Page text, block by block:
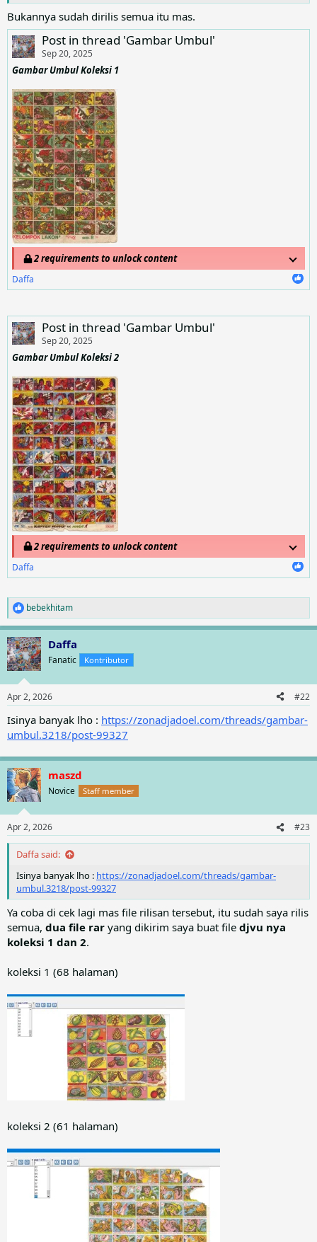
Bukannya sudah dirilis semua itu mas.
Post in thread 'Gambar Umbul'
Sep 20, 2025
Gambar Umbul Koleksi 1
2 requirements to unlock content
Daffa
Post in thread 'Gambar Umbul'
Sep 20, 2025
Gambar Umbul Koleksi 2
2 requirements to unlock content
Daffa
R
e
a
c
t
i
s
bebekhitam
Daffa
Fanatic Kontributor
Apr 2, 2026 #22
Isinya banyak lho : https://zonadjadoel.com/threads/gambar-
umbul.3218/post-99327
maszd
Novice Staff member
Apr 2, 2026 #23
Daffa said:
Isinya banyak lho : https://zonadjadoel.com/threads/gambar-
umbul.3218/post-99327
Ya coba di cek lagi mas file rilisan tersebut, itu sudah saya rilis
semua, dua file rar yang dikirim saya buat file djvu nya
koleksi 1 dan 2.
koleksi 1 (68 halaman)
koleksi 2 (61 halaman)